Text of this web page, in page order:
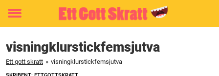
Toggle
visningklurstickfemsjutva
Ett gott skratt » visningklurstickfemsjutva